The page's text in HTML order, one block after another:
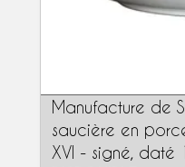
Manufacture de
saucière en
XVI - signé, daté